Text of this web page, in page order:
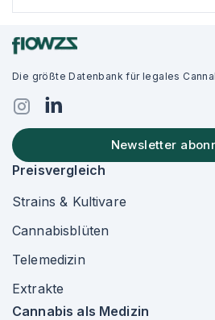
Die größte Datenbank für legales
Newsletter
Preisvergleich
Strains & Kultivare
Cannabisblüten
Telemedizin
Extrakte
Cannabis als Medizin